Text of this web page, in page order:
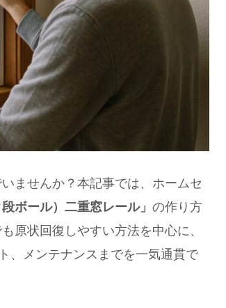
ませんか？本記事では、ホームセ
ボール）二重窓レール」 の作り方
原状回復しやすい方法を中心に、
、メンテナンスまでを一気通貫で